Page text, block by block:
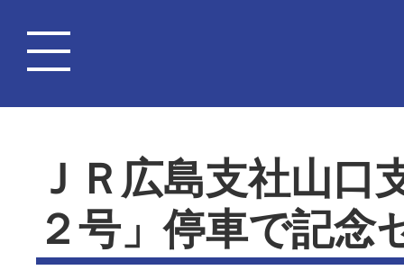
ＪＲ広島支社山
２号」停車で記念